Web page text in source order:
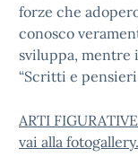
forze che
conosco
sviluppa, mentre
“Scritti e pensieri
ARTI
vai alla